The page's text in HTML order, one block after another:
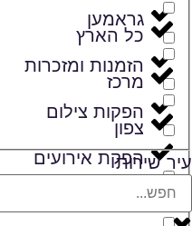
גראמען
הזמנות ומזכרות
הפקות צילום
הפקת אירועים
זמרים
כל הארץ
מרכז
צפון
עיר שירות